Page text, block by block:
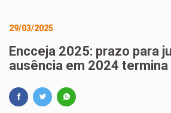
29/03/2025
Encceja 2025: prazo para
ausência em 2024 termina